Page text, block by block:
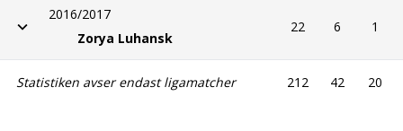
2016/2017
Zorya Luhansk
22 6 1
Statistiken avser endast ligamatcher 212 42 20